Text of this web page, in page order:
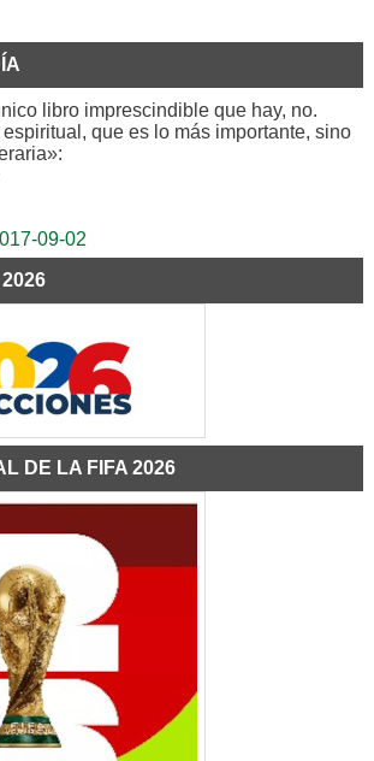
libro imprescindible que hay, no.
que es lo más importante, sino
DE LA FIFA 2026